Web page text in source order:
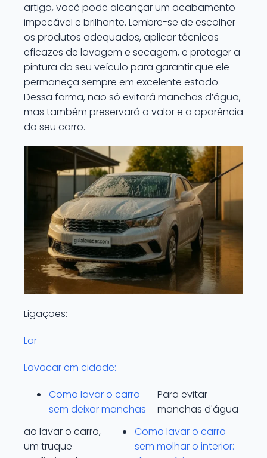
artigo, você pode alcançar um acabamento
impecável e brilhante. Lembre-se de escolher
os produtos adequados, aplicar técnicas
eficazes de lavagem e secagem, e proteger a
pintura do seu veículo para garantir que ele
permaneça sempre em excelente estado.
Dessa forma, não só evitará manchas d’água,
mas também preservará o valor e a aparência
do seu carro.
Ligações:
Lar
Lavacar em cidade:
Como lavar o carro
sem deixar manchas
Como lavar o carro
sem molhar o interior:
Para evitar
manchas d'água
ao lavar o carro,
um truque